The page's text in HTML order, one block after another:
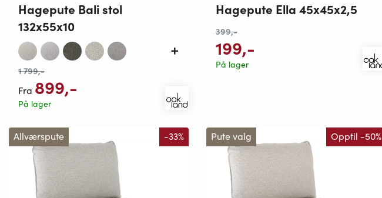
Hagepute Bali stol
132x55x10
1 799,-
Fra 899,-
På lager
Hagepute Ella 45x45x2,5
399,-
199,-
På lager
Allværspute -33% Pute valg Opptil -50%